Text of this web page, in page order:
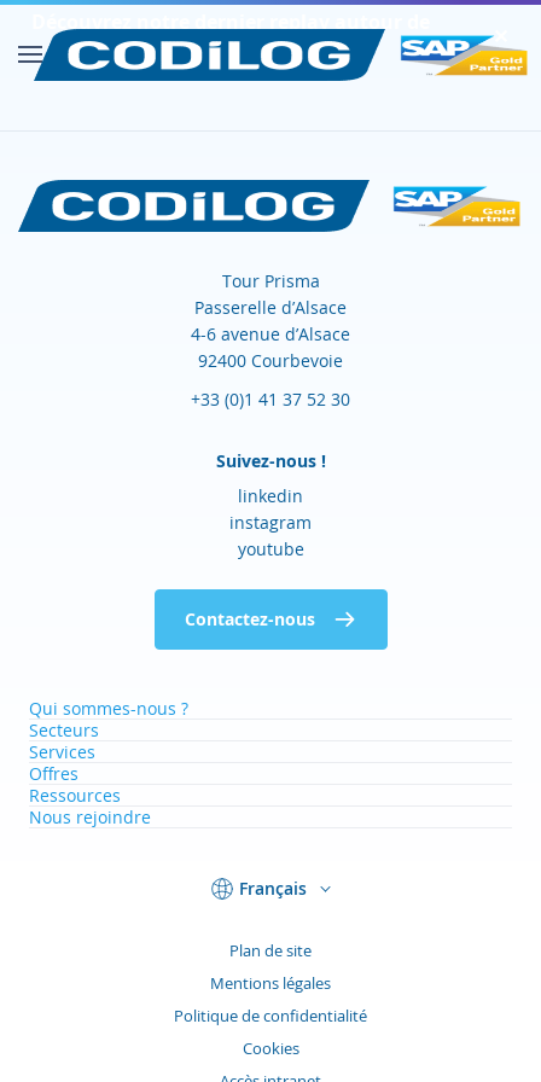
SAP FIORI Découvrir ✕︎
Tour Prisma
Passerelle d’Alsace
4-6 avenue d’Alsace
92400 Courbevoie
+33 (0)1 41 37 52 30
Suivez-nous !
linkedin
instagram
youtube
Contactez-nous
Qui sommes-nous ?
Secteurs
Services
Offres
Ressources
Nous rejoindre
Français
Plan de site
Mentions légales
Politique de confidentialité
Cookies